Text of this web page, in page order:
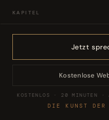
KAPITEL
01 Angebote
Podcasts
Jetzt
Kostenlose
KOSTENLOS · 20 MINUTEN ·
DIE KUNST